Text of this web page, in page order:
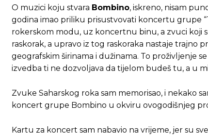
O muzici koju stvara Bombino, iskreno, nisam
godina imao priliku prisustvovati koncertu grupe
rokerskom modu, uz koncertnu binu, a zvuci koji
raskorak, a upravo iz tog raskoraka nastaje trajno
geografskim širinama i dužinama. To proživljenje
izvedba ti ne dozvoljava da tijelom budeš tu, a u
Zvuke Saharskog roka sam memorisao, i nekako
koncert grupe Bombino u okviru ovogodišnjeg
Kartu za koncert sam nabavio na vrijeme, jer su